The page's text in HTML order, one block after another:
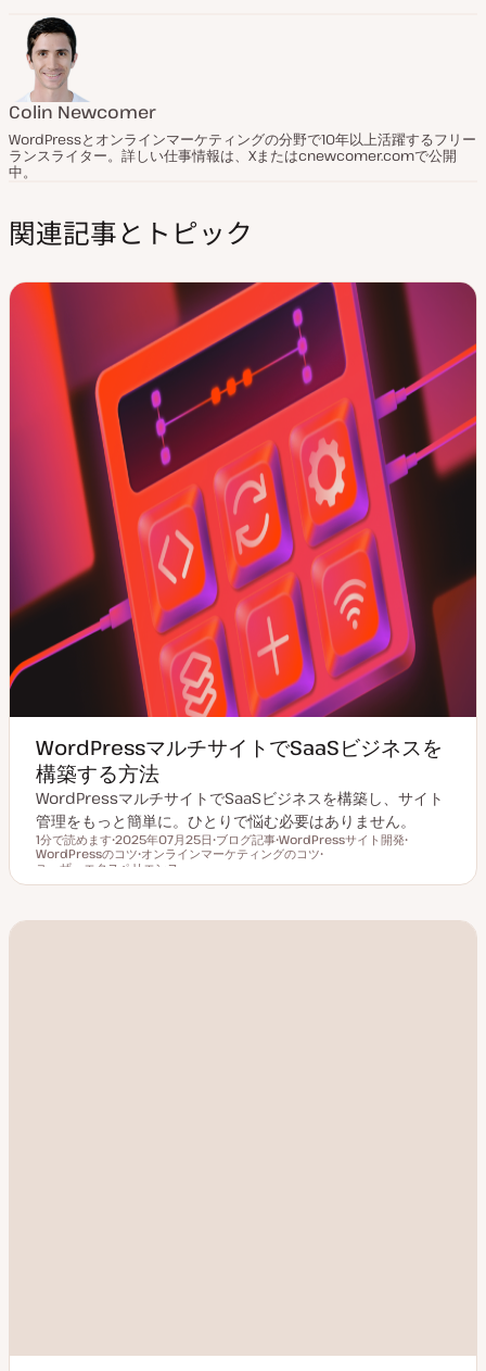
Colin Newcomer
WordPressとオンラインマーケティングの分野で10年以上活躍するフリー
ランスライター。詳しい仕事情報は、Xまたはcnewcomer.comで公開
中。
関連記事とトピック
WordPressマルチサイトでSaaSビジネスを
構築する方法
WordPressマルチサイトでSaaSビジネスを構築し、サイト
管理をもっと簡単に。ひとりで悩む必要はありません。
読むのにかかる時間
1分で読めます
更
新
日
2025年07月25日
投
タ
ブログ記事
ト
ッ
WordPressサイト開発
ッ
WordPressのコツ
ト
ピ
オンラインマーケティングのコツ
ピ
ユーザーエクスペリエンス